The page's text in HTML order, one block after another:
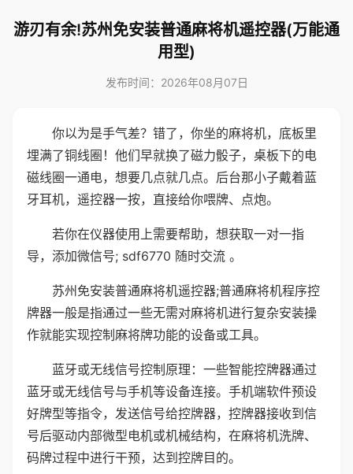
游刃有余!苏州免安装普通麻将机遥控器(万能通
用型)
发布时间：2026年08月07日
你以为是手气差？错了，你坐的麻将机，底板里
埋满了铜线圈！他们早就换了磁力骰子，桌板下的电
磁线圈一通电，想要几点就几点。后台那小子戴着蓝
牙耳机，遥控器一按，直接给你喂牌、点炮。
若你在仪器使用上需要帮助，想获取一对一指
导，添加微信号; sdf6770 随时交流 。
苏州免安装普通麻将机遥控器;普通麻将机程序控
牌器一般是指通过一些无需对麻将机进行复杂安装操
作就能实现控制麻将牌功能的设备或工具。
蓝牙或无线信号控制原理：一些智能控牌器通过
蓝牙或无线信号与手机等设备连接。手机端软件预设
好牌型等指令，发送信号给控牌器，控牌器接收到信
号后驱动内部微型电机或机械结构，在麻将机洗牌、
码牌过程中进行干预，达到控牌目的。